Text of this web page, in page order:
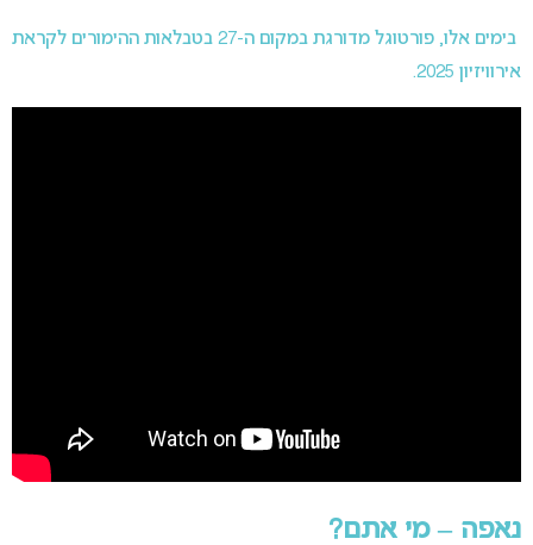
בימים אלו, פורטוגל מדורגת במקום ה-27 בטבלאות ההימורים לקראת
אירוויזיון 2025.
נאפה – מי אתם?